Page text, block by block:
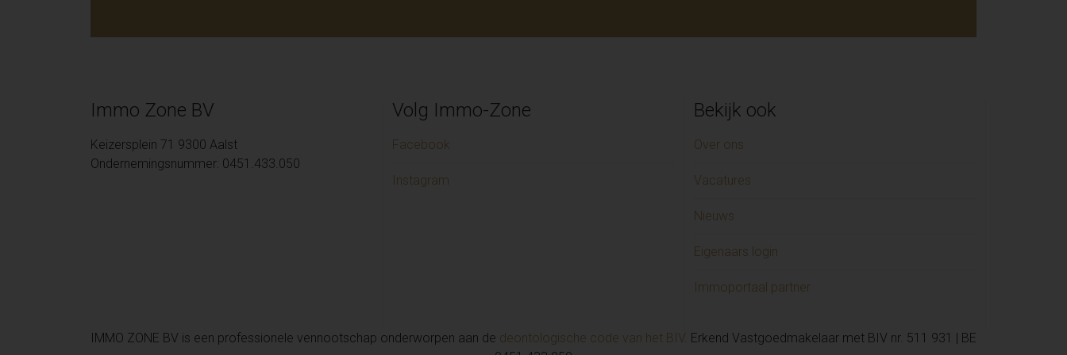
Immo Zone BV
Keizersplein 71 9300 Aalst
Ondernemingsnummer: 0451.433.050
Volg Immo-Zone
Facebook
Instagram
Bekijk ook
Over ons
Vacatures
Nieuws
Eigenaars login
Immoportaal partner
IMMO ZONE BV is een professionele vennootschap onderworpen aan de deontologische code van het BIV. Erkend Vastgoedmakelaar met BIV nr. 511 931 | BE